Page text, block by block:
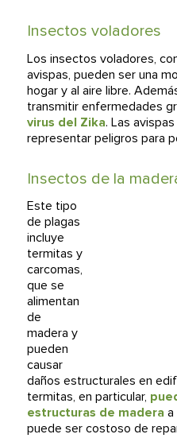
Insectos voladores
Los insectos voladores,
avispas, pueden ser una
hogar y al aire libre.
transmitir enfermedades
virus del Zika. Las
representar peligros para
Insectos de la
Este tipo
de plagas
incluye
termitas y
carcomas,
que se
alimentan
de
madera y
pueden
causar
daños estructurales en
termitas, en particular,
estructuras de madera a
puede ser costoso de